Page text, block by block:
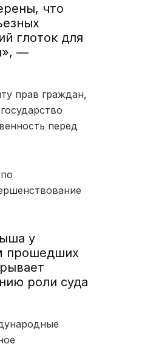
что
глоток для
—
прав граждан,
перед
у
прошедших
роли суда